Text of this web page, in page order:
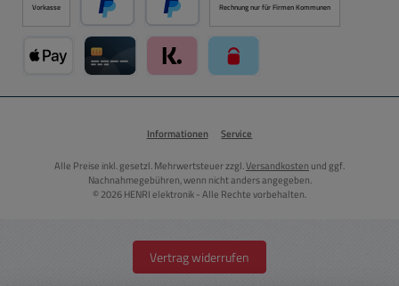
Vorkasse
PayPal Später Bezahlen über PayPal
Rechnung nur für Firmen Kommunen
Informationen Service
Alle Preise inkl. gesetzl. Mehrwertsteuer zzgl.Versandkosten und ggf.
Nachnahmegebühren, wenn nicht anders angegeben.
© 2026 HENRI elektronik - Alle Rechte vorbehalten.
Vertrag widerrufen